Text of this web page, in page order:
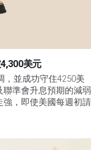
美元
，並成功守住4250美
準會升息預期的減弱
，即使美國每週初請